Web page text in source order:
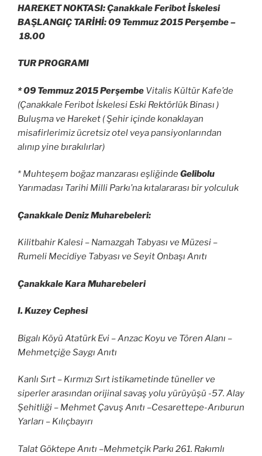
HAREKET NOKTASI: Çanakkale Feribot İskelesi
BAŞLANGIÇ TARİHİ: 09 Temmuz 2015 Perşembe –
18.00
TUR PROGRAMI
* 09 Temmuz 2015 Perşembe Vitalis Kültür Kafe’de
(Çanakkale Feribot İskelesi Eski Rektörlük Binası )
Buluşma ve Hareket ( Şehir içinde konaklayan
misafirlerimiz ücretsiz otel veya pansiyonlarından
alınıp yine bırakılırlar)
* Muhteşem boğaz manzarası eşliğindeGelibolu
Yarımadası Tarihi Milli Parkı’na kıtalararası bir yolculuk
Çanakkale Deniz Muharebeleri:
Kilitbahir Kalesi – Namazgah Tabyası ve Müzesi –
Rumeli Mecidiye Tabyası ve Seyit Onbaşı Anıtı
Çanakkale Kara Muharebeleri
I. Kuzey Cephesi
Bigalı Köyü Atatürk Evi – Anzac Koyu ve Tören Alanı –
Mehmetçiğe Saygı Anıtı
Kanlı Sırt – Kırmızı Sırt istikametinde tüneller ve
siperler arasından orijinal savaş yolu yürüyüşü -57. Alay
Şehitliği – Mehmet Çavuş Anıtı –Cesarettepe-Arıburun
Yarları – Kılıçbayırı
Talat Göktepe Anıtı –Mehmetçik Parkı 261. Rakımlı